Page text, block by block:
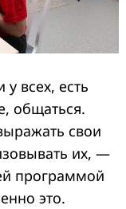
всех, есть
общаться.
свои
их, —
программой
это.